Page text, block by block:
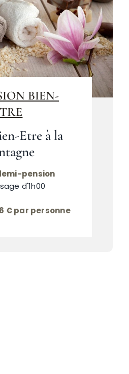
BIEN-
Etre à la
pension
d'1h00
€ par personne